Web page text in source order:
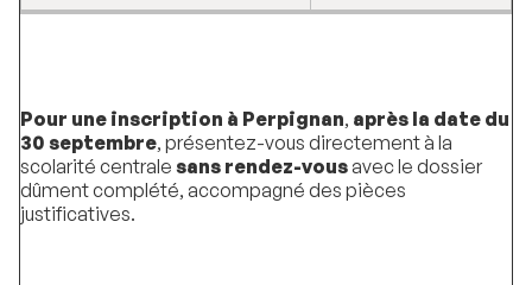
Pour une inscription à Perpignan, après la date du
30 septembre, présentez-vous directement à la
scolarité centrale sans rendez-vousavec le dossier
dûment complété, accompagné des pièces
justificatives.